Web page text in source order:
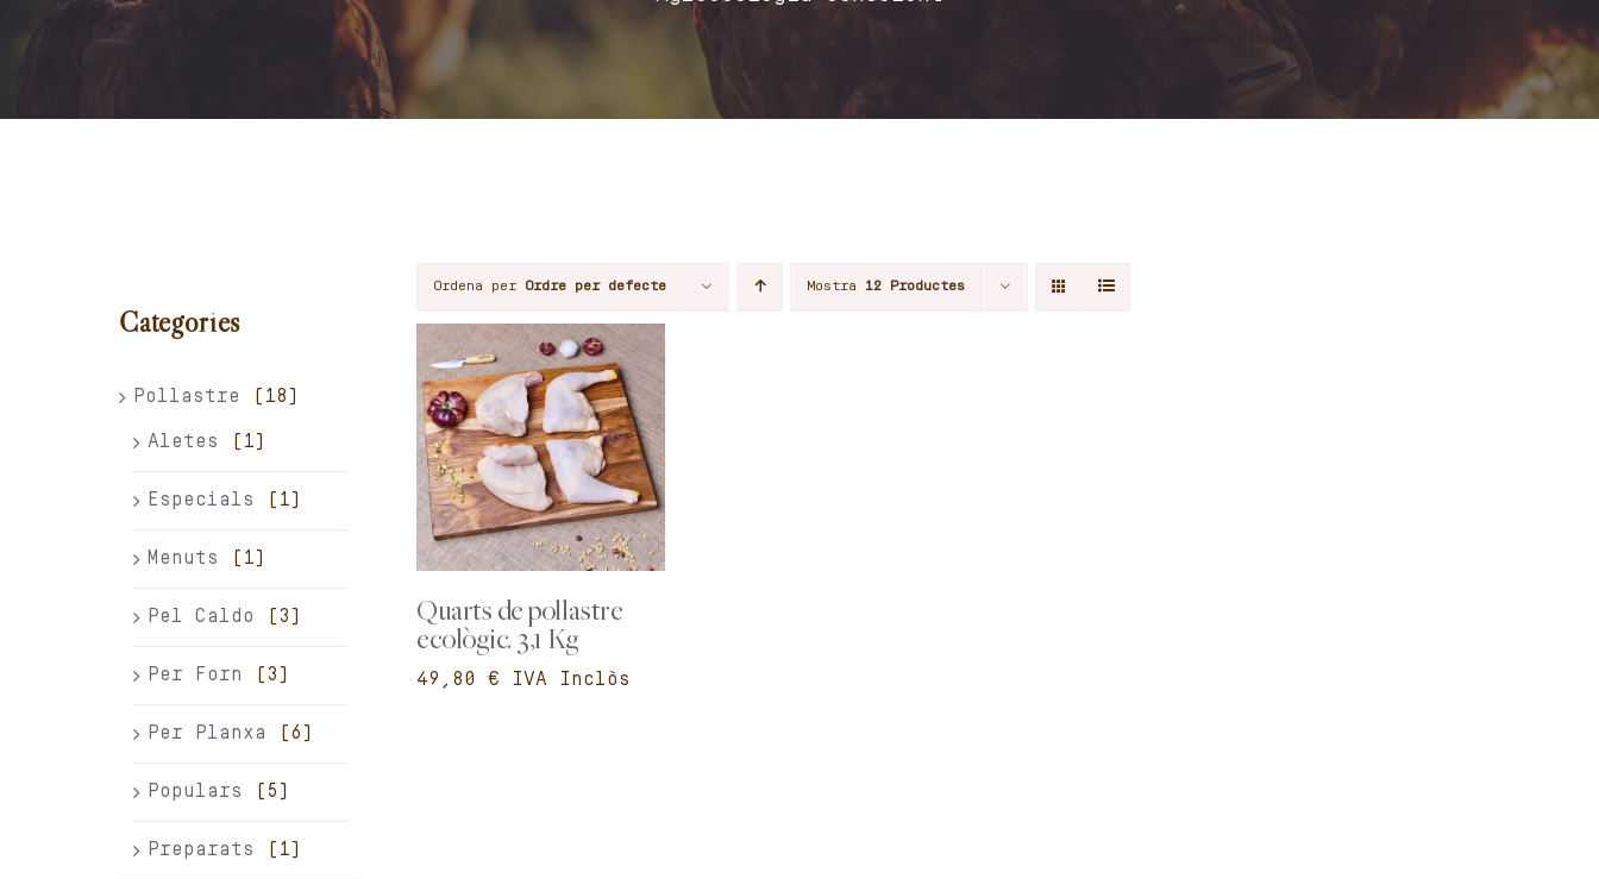
Categories
Pollastre (18)
Aletes (1)
Especials (1)
Menuts (1)
Pel Caldo (3)
Per Forn (3)
Per Planxa (6)
Populars (5)
Preparats (1)
Ordena per Ordre per defecte Mostra12 Productes
Quarts de pollastre
ecològic. 3,1 Kg
€